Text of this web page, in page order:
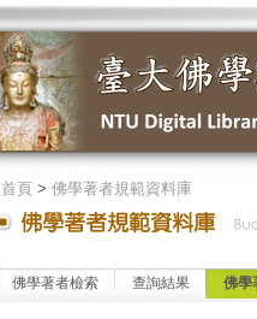
首頁> 佛學著者規範資料庫
佛學著者檢索 查詢結果 佛學